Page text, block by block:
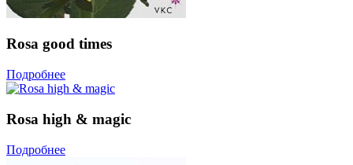
Rosa good times
Подробнее
Rosa high & magic
Подробнее